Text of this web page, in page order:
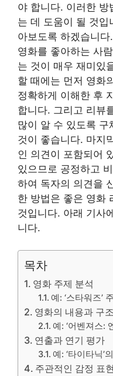
야 합니다. 이러한
는 데 도움이 될 것
아보도록 하겠습니
영화를 좋아하는 사
는 것이 매우 재미있
할 때에는 먼저 영화
정확하게 이해한 후
합니다. 그리고 리뷰
많이 알 수 있도록 구
것이 좋습니다. 마지
인 의견이 포함되어
있으므로 공정하고
하여 독자의 의견을
한 방법은 좋은 영화
것입니다. 아래 기사
니다.
목차
영화 주제 분석
예: ‘스타워즈’
영화의 내용과 구
예: ‘어벤져스:
연출과 연기 평가
예: ‘타이타닉’
주관적인 감정 표